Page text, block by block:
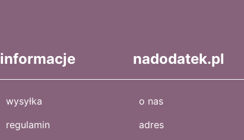
informacje
wysyłka
regulamin
nadodatek.pl
o nas
adres